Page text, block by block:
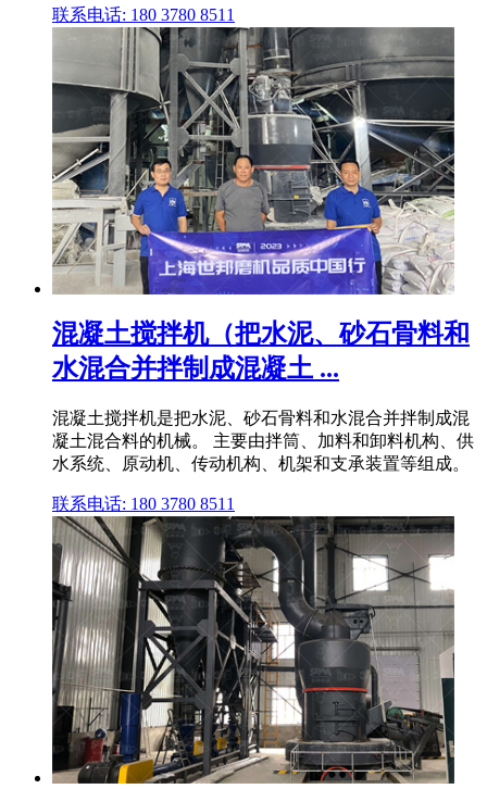
联系电话: 180 3780 8511
混凝土搅拌机（把水泥、砂石骨料和
水混合并拌制成混凝土 ...
混凝土搅拌机是把水泥、砂石骨料和水混合并拌制成混
凝土混合料的机械。 主要由拌筒、加料和卸料机构、供
水系统、原动机、传动机构、机架和支承装置等组成。
联系电话: 180 3780 8511